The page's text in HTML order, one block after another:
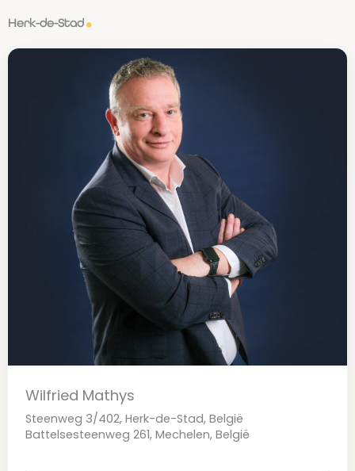
Herk-de-Stad
Wilfried Mathys
Steenweg 3/402, Herk-de-Stad, België
Battelsesteenweg 261, Mechelen, België